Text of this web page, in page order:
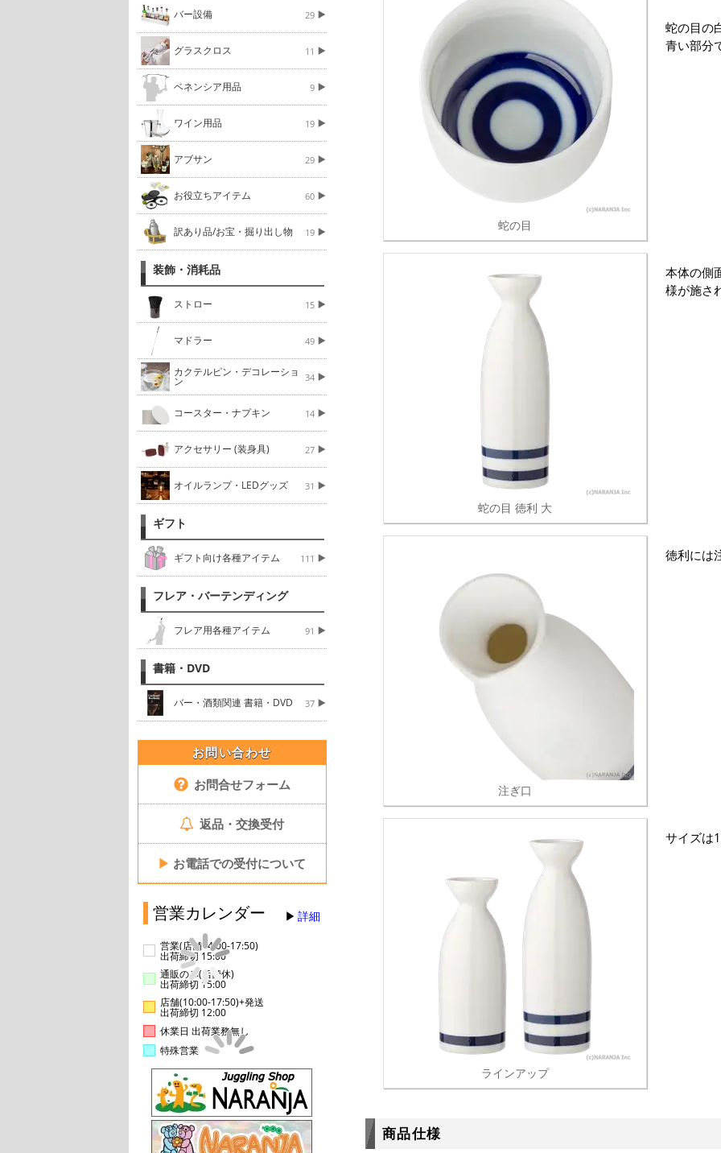
バー設備 29
グラスクロス 11
ベネンシア用品 9
ワイン用品 19
アブサン 29
お役立ちアイテム 60
訳あり品/お宝・掘り出し物 19
装飾・消耗品
ストロー 15
マドラー 49
カクテルピン・デコレーショ
ン 34
コースター・ナプキン 14
アクセサリー (装身具) 27
オイルランプ・LEDグッズ 31
ギフト
ギフト向け各種アイテム 111
フレア・バーテンディング
フレア用各種アイテム 91
書籍・DVD
バー・酒類関連 書籍・DVD 37
お問い合わせ
お問合せフォーム
返品・交換受付
▶ お電話での受付について
営業カレンダー 詳細
営業(店舗14:00-17:50)
出荷締切 15:00
通販のみ(店舗休)
出荷締切 15:00
店舗(10:00-17:50)+発送
出荷締切 12:00
休業日 出荷業務無し
特殊営業
蛇の目
蛇の目の
青い部分
蛇の目 徳利 大
本体の側
様が施さ
注ぎ口
徳利には
ラインアップ
サイズは
商品仕様